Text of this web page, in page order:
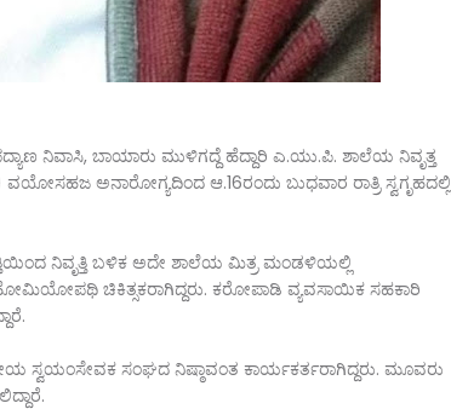
ನಿವಾಸಿ, ಬಾಯಾರು ಮುಳಿಗದ್ದೆ ಹೆದ್ದಾರಿ ಎ.ಯು.ಪಿ. ಶಾಲೆಯ ನಿವೃತ್ತ
ಅನಾರೋಗ್ಯದಿಂದ ಆ.16ರಂದು ಬುಧವಾರ ರಾತ್ರಿ ಸ್ವಗೃಹದಲ್ಲಿ
ನಿವೃತ್ತಿ ಬಳಿಕ ಅದೇ ಶಾಲೆಯ ಮಿತ್ರ ಮಂಡಳಿಯಲ್ಲಿ
ಚಿಕಿತ್ಸಕರಾಗಿದ್ದರು. ಕರೋಪಾಡಿ ವ್ಯವಸಾಯಿಕ ಸಹಕಾರಿ
ಸ್ವಯಂಸೇವಕ ಸಂಘದ ನಿಷ್ಠಾವಂತ ಕಾರ್ಯಕರ್ತರಾಗಿದ್ದರು. ಮೂವರು